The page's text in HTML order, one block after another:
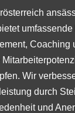
Coaching
Wir
durch
und